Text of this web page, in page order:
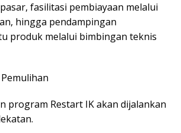
fasilitasi pembiayaan melalui
hingga pendampingan
produk melalui bimbingan teknis
program Restart IK akan dijalankan